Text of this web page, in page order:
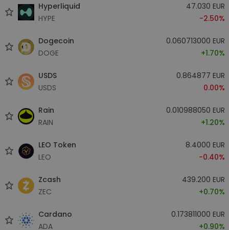
Hyperliquid
HYPE
47.030 EUR
-2.50%
Dogecoin
DOGE
0.060713000 EUR
+1.70%
USDS
USDS
0.864877 EUR
0.00%
Rain
RAIN
0.010988050 EUR
+1.20%
LEO Token
LEO
8.4000 EUR
-0.40%
Zcash
ZEC
439.200 EUR
+0.70%
Cardano
ADA
0.173811000 EUR
+0.90%